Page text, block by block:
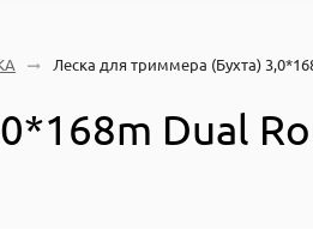
Леска для триммера (Бухта)
Dual